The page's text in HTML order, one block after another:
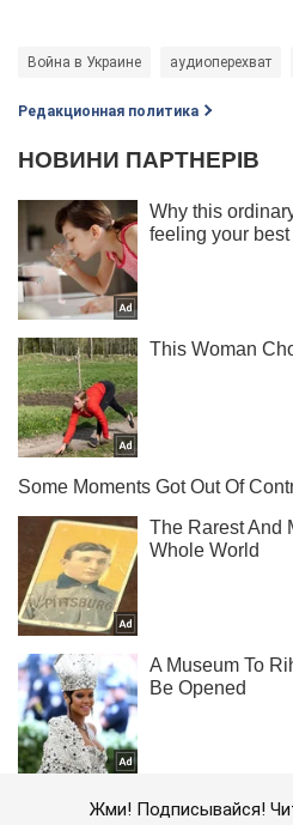
Война в Украине аудиоперехват
Редакционная политика
Жми! Подписывайся!